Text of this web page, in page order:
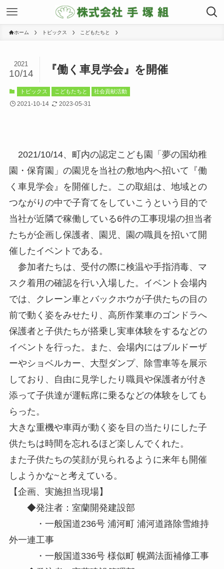
ホーム トピックス こどもたちと
『働く車見学会』を開催
2021
10/14
トピックス こどもたちと 社会貢献活動
2021-10-14 2023-05-31
2021/10/14、町内の認定こども園「夢の国幼稚
園・保育園」の園児を当社の敷地内へ招いて『働
く車見学会』を開催した。この取組は、地域との
つながりの中で子育てをしていこうという目的で
当社が近隣で稼働している6件の工事現場の担当者
たちが企画し保護者、園児、園の職員を招いて開
催したイベントである。
参加者たちは、受付の際に検温や手指消毒、マ
スク着用の確認を行い入場した。イベント会場内
では、クレーン車とバックホウが子供たちの目の
前で動く姿をみせたり、高所作業車のゴンドラへ
保護者と子供たちが搭乗し実車体験をするなどの
イベントを行った。また、会場内にはブルドーザ
ーやショベルカー、大型ダンプ、除雪車等を展示
しており、自由に見学したり職員や保護者が付き
添って子供達が運転席に乗るなどの体験をしても
らった。
大きな重機や車両が動く姿を目の当たりにした子
供たちは時間を忘れるほど楽しんでくれた。
また子供たちの笑顔が見られるように来年も開催
しようかな~と考えている。
【企画、実施担当現場】
◆発注者：室蘭開発建設部
・一般国道236号 浦河町 浦河道路除雪維持
外一連工事
・一般国道336号 様似町 幌満法面補修工事